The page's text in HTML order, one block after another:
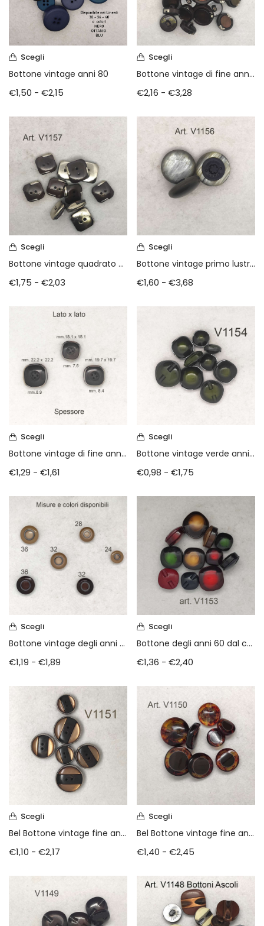
Scegli
Bottone vintage anni 80
€1,50 - €2,15
Scegli
Bottone vintage di fine anni 70 madre perla
€2,16 - €3,28
Scegli
Bottone vintage quadrato anni 70
€1,75 - €2,03
Scegli
Bottone vintage primo lustro anni 80
€1,60 - €3,68
Scegli
Bottone vintage di fine anni 70
€1,29 - €1,61
Scegli
Bottone vintage verde anni 80
€0,98 - €1,75
Scegli
Bottone vintage degli anni 70
€1,19 - €1,89
Scegli
Bottone degli anni 60 dal colore sfumato
€1,36 - €2,40
Scegli
Bel Bottone vintage fine anni 70
€1,10 - €2,17
Scegli
Bel Bottone vintage fine anni 70
€1,40 - €2,45